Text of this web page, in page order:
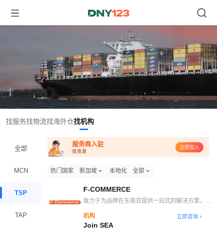
找服务找物流找海外仓找机构
全部
MCN
TSP
TAP
服务商入驻
·找资源
立即加入
热门国家 新加坡 本地化 全部
F-COMMERCE
致力于为品牌在东南亚提供一站式的解决方案，包
务、东南亚 KOL 服务、 东南亚短视频内容生产、
TikTok 全 全球广告代投、东南亚线下展厅等解决
机构 立即咨询
Join SEA